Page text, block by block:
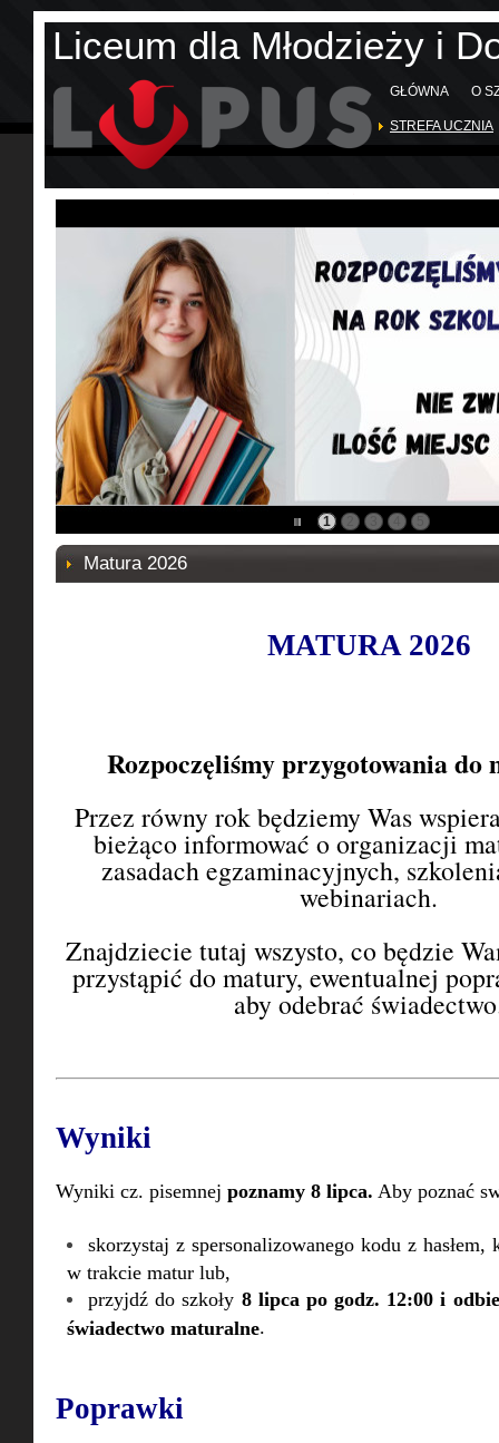
GŁÓWNA O
STREFA UCZNIA
Liceum dla Młodzieży i
1
Matura 2026
MATURA 2026
Rozpoczęliśmy przygotowania do
Przez równy rok będziemy Was
bieżąco informować o organizacji
zasadach egzaminacyjnych,
webinariach.
Znajdziecie tutaj wszysto, co będzie
przystąpić do matury, ewentualnej
aby odebrać
Wyniki
Wyniki cz. pisemnej poznamy 8 lipca. Aby poznać
skorzystaj z spersonalizowanego kodu z
w trakcie matur lub,
przyjdź do szkoły 8 lipca po godz. 12:00 i
świadectwo maturalne.
Poprawki